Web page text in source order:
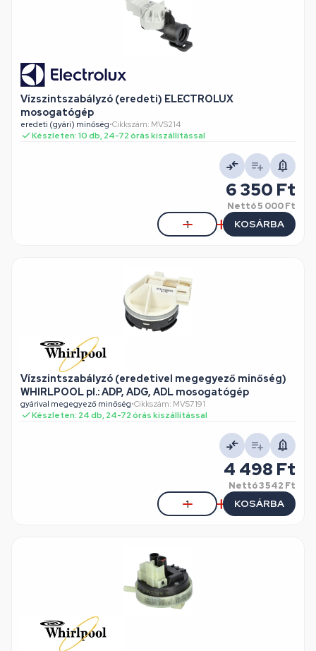
Vízszintszabályzó (eredeti) ELECTROLUX
mosogatógép
eredeti (gyári) minőség•Cikkszám: MVS214
Készleten: 10 db, 24-72 órás kiszállítással
6 350 Ft
Nettó5 000 Ft
KOSÁRBA
Vízszintszabályzó (eredetivel megegyező minőség)
WHIRLPOOL pl.: ADP, ADG, ADL mosogatógép
gyárival megegyező minőség•Cikkszám: MVS7191
Készleten: 24 db, 24-72 órás kiszállítással
4 498 Ft
Nettó3 542 Ft
KOSÁRBA